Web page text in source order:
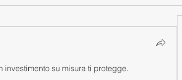
investimento su misura ti protegge.